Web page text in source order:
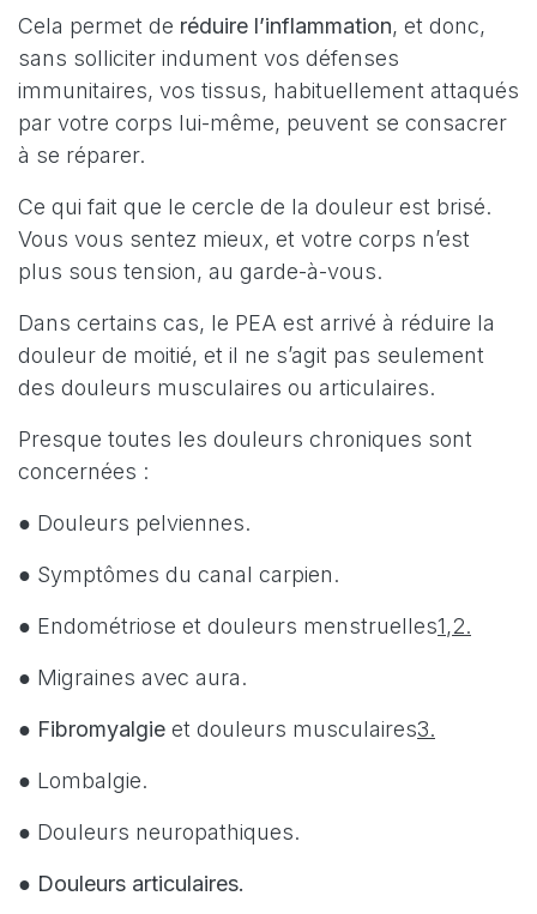
Cela permet de réduire l’inflammation, et donc,
sans solliciter indument vos défenses
immunitaires, vos tissus, habituellement attaqués
par votre corps lui-même, peuvent se consacrer
à se réparer.
Ce qui fait que le cercle de la douleur est brisé.
Vous vous sentez mieux, et votre corps n’est
plus sous tension, au garde-à-vous.
Dans certains cas, le PEA est arrivé à réduire la
douleur de moitié, et il ne s’agit pas seulement
des douleurs musculaires ou articulaires.
Presque toutes les douleurs chroniques sont
concernées :
● Douleurs pelviennes.
● Symptômes du canal carpien.
● Endométriose et douleurs menstruelles1,2.
● Migraines avec aura.
● Fibromyalgie et douleurs musculaires3.
● Lombalgie.
● Douleurs neuropathiques.
● Douleurs articulaires.